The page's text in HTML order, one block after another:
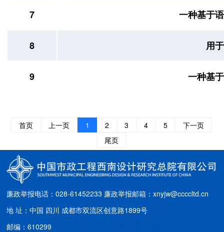
7 一种基于
8 用
9 一种基
首页 上一页 1 2 3 4 5
下一页
尾页
廉政举报电话：028-61452233 廉政举报邮箱：xnyjw@ccccltd.cn
地 址：中国 四川 成都市双流区创意路1899号
邮编：610299